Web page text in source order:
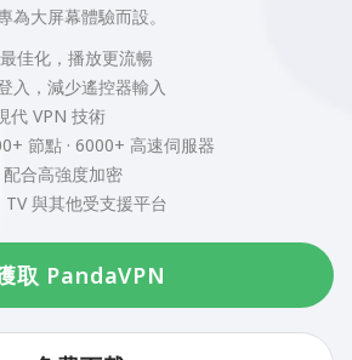
為大屏幕體驗而設。
佳化，播放更流暢
入，減少遙控器輸入
代 VPN 技術
節點 · 6000+ 高速伺服器
合高強度加密
與其他受支援平台
取 PandaVPN